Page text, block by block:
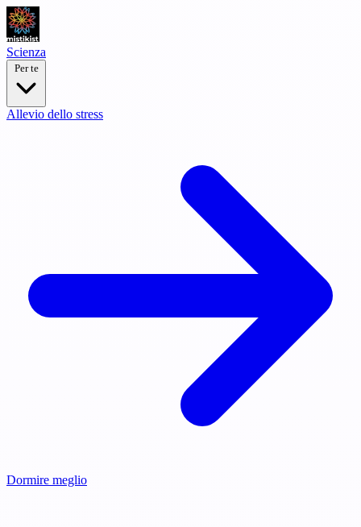
Scienza
Per te
Allevio dello stress
Dormire meglio